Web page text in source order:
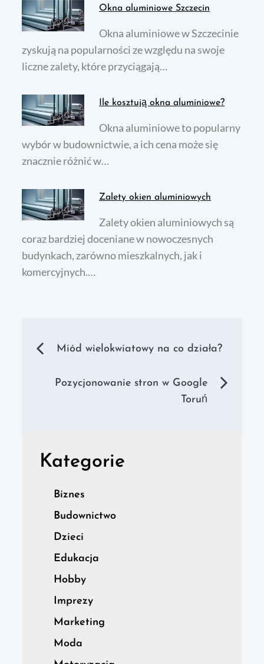
Okna aluminiowe Szczecin
Okna aluminiowe w Szczecinie
zyskują na popularności ze względu na swoje
liczne zalety, które przyciągają…
Ile kosztują okna aluminiowe?
Okna aluminiowe to popularny
wybór w budownictwie, a ich cena może się
znacznie różnić w…
Zalety okien aluminiowych
Zalety okien aluminiowych są
coraz bardziej doceniane w nowoczesnych
budynkach, zarówno mieszkalnych, jak i
komercyjnych.…
Nawigacja
wpisu
Miód wielokwiatowy na co działa?
Pozycjonowanie stron w Google
Toruń
Kategorie
Biznes
Budownictwo
Dzieci
Edukacja
Hobby
Imprezy
Marketing
Moda